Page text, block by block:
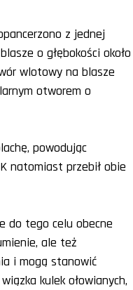
z jednej
o głębokości około
wlotowy na blasze
otworem o
powodując
natomiast przebił obie
do tego celu obecne
ale też
i mogą stanowić
kulek ołowianych,